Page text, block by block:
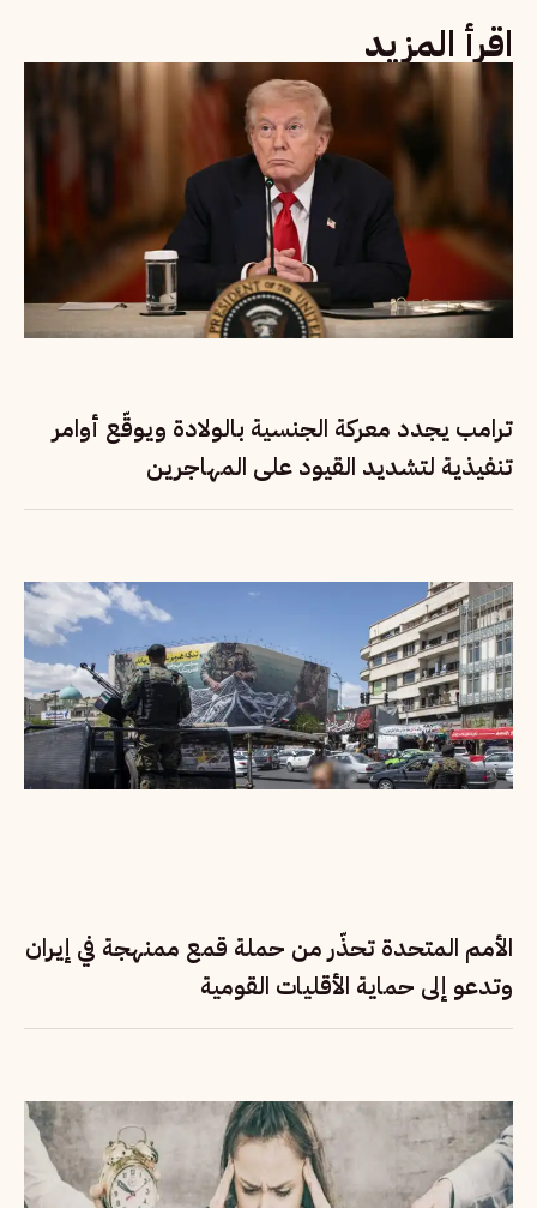
اقرأ المزيد
ترامب يجدد معركة الجنسية بالولادة ويوقّع أوامر
تنفيذية لتشديد القيود على المهاجرين
الأمم المتحدة تحذّر من حملة قمع ممنهجة في إيران
وتدعو إلى حماية الأقليات القومية